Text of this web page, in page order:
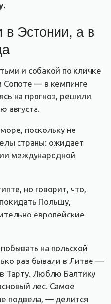
Эстонии, а в
и собакой по кличке
Сопоте — в кемпинге
на прогноз, решили
августа.
поскольку не
страны: ожидает
международной
но говорит, что,
Польшу,
европейские
на польской
раз бывали в Литве —
Тарту. Люблю Балтику
лес. Самое
подвела, — делится